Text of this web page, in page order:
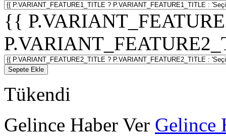
{{
Sepete Ekle
Tükendi
Gelince Haber Ver Gelince